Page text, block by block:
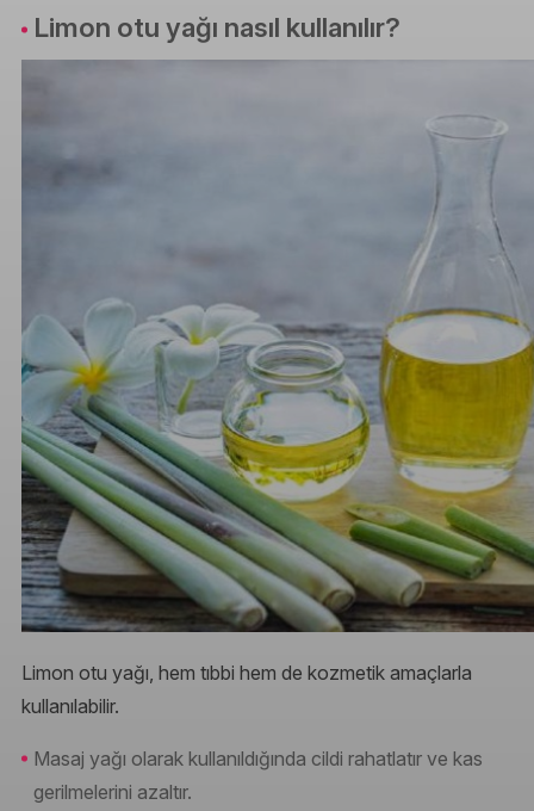
Limon otu yağı nasıl kullanılır?
Limon otu yağı, hem tıbbi hem de kozmetik amaçlarla
kullanılabilir.
Masaj yağı olarak kullanıldığında cildi rahatlatır ve kas
gerilmelerini azaltır.